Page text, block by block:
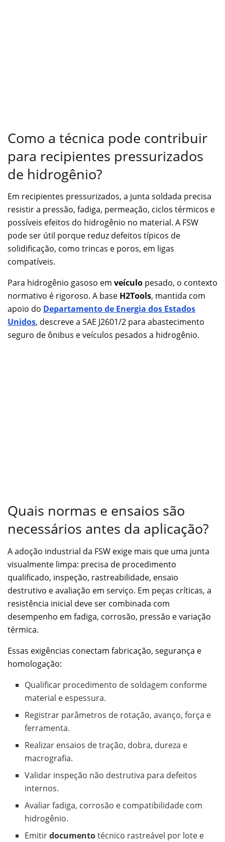
Como a técnica pode contribuir
para recipientes pressurizados
de hidrogênio?
Em recipientes pressurizados, a junta soldada precisa
resistir a pressão, fadiga, permeação, ciclos térmicos e
possíveis efeitos do hidrogênio no material. A FSW
pode ser útil porque reduz defeitos típicos de
solidificação, como trincas e poros, em ligas
compatíveis.
Para hidrogênio gasoso em veículo pesado, o contexto
normativo é rigoroso. A base H2Tools, mantida com
apoio do Departamento de Energia dos Estados
Unidos, descreve a SAE J2601/2 para abastecimento
seguro de ônibus e veículos pesados a hidrogênio.
Quais normas e ensaios são
necessários antes da aplicação?
A adoção industrial da FSW exige mais que uma junta
visualmente limpa: precisa de procedimento
qualificado, inspeção, rastreabilidade, ensaio
destrutivo e avaliação em serviço. Em peças críticas, a
resistência inicial deve ser combinada com
desempenho em fadiga, corrosão, pressão e variação
térmica.
Essas exigências conectam fabricação, segurança e
homologação:
Qualificar procedimento de soldagem conforme
material e espessura.
Registrar parâmetros de rotação, avanço, força e
ferramenta.
Realizar ensaios de tração, dobra, dureza e
macrografia.
Validar inspeção não destrutiva para defeitos
internos.
Avaliar fadiga, corrosão e compatibilidade com
hidrogênio.
Emitirdocumentotécnico rastreável por lote e